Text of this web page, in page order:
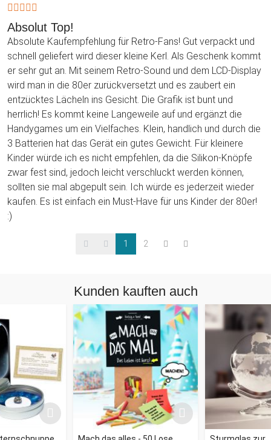
Absolut Top!
Absolute Kaufempfehlung für Retro-Fans! Gut verpackt und
schnell geliefert wird dieser kleine Kerl. Als Geschenk kommt
er sehr gut an. Mit seinem Retro-Sound und dem LCD-Display
wird man in die 80er zurückversetzt und es zaubert ein
entzücktes Lächeln ins Gesicht. Die Grafik ist bunt und
herrlich! Es kommt keine Langeweile auf und ergänzt die
Handygames um ein Vielfaches. Klein, handlich und durch die
3 Batterien hat das Gerät ein gutes Gewicht. Für kleinere
Kinder würde ich es nicht empfehlen, da die Silikon-Knöpfe
zwar fest sind, jedoch leicht verschluckt werden können,
sollten sie mal abgepult sein. Ich würde es jederzeit wieder
kaufen. Es ist einfach ein Must-Have für uns Kinder der 80er!
:)
1 2
Kunden kauften auch